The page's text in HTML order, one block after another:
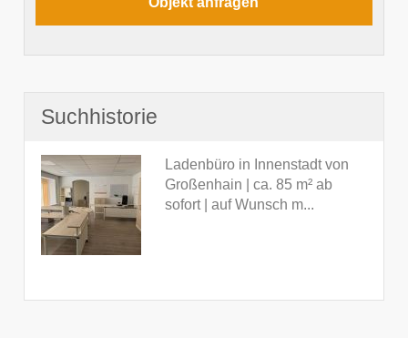
Suchhistorie
Ladenbüro in Innenstadt von
Großenhain | ca. 85 m² ab
sofort | auf Wunsch m...